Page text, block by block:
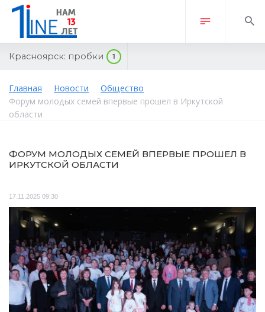
Красноярск: пробки 1
Главная Новости
Общество
Форум молодых семей впервые прошел в Иркутской
области
ФОРУМ МОЛОДЫХ СЕМЕЙ ВПЕРВЫЕ ПРОШЕЛ В
ИРКУТСКОЙ ОБЛАСТИ
17.11.2025 09:30